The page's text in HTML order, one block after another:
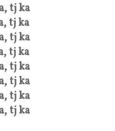
tj ka
tj ka
tj ka
tj ka
tj ka
tj ka
tj ka
tj ka